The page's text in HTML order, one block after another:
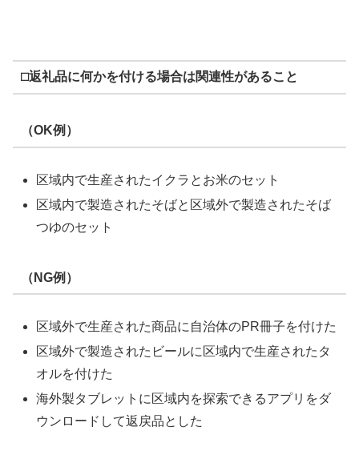
⬜︎返礼品に何かを付ける場合は関連性があること
（OK例）
区域内で生産されたイクラとお米のセット
区域内で製造されたそばと区域外で製造されたそば
つゆのセット
（NG例）
区域外で生産された商品に自治体のPR冊子を付けた
区域外で製造されたビールに区域内で生産されたタ
オルを付けた
海外製タブレットに区域内を探索できるアプリをダ
ウンロードして返戻品とした